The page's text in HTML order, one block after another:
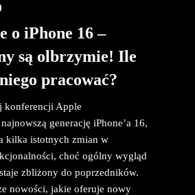
o iPhone 16 –
są olbrzymie! Ile
pracować?
konferencji Apple
generację iPhone’a 16,
kilka istotnych zmian w
choć ogólny wygląd
zbliżony do poprzedników.
nowości, jakie oferuje nowy